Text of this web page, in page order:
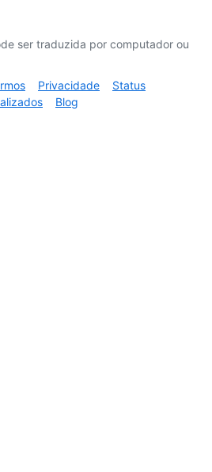
ser traduzida por computador ou
Privacidade
Status
Blog